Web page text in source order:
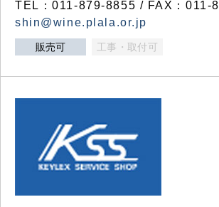
TEL：011-879-8855 / FAX：011-
shin@wine.plala.or.jp
販売可 工事・取付可